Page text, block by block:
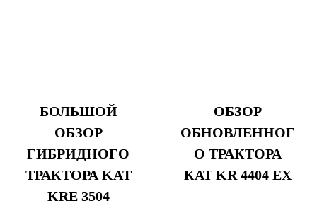
БОЛЬШОЙ
ОБЗОР
ГИБРИДНОГО
ТРАКТОРА KAT
KRE 3504
ОБЗОР
ОБНОВЛЕННОГ
О ТРАКТОРА
КАТ KR 4404 EX